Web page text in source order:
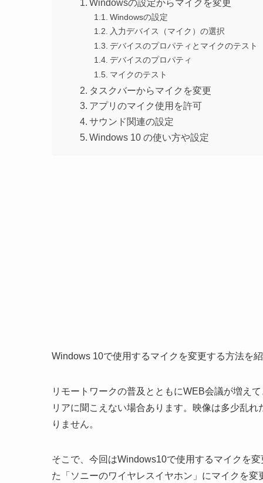
Windowsの設定からマイクを変更
Windowsの設定
入力デバイス（マイク）の選択
デバイスのプロパティとマイクのテスト
デバイスのプロパティ
マイクのテスト
タスクバーからマイクを変更
アプリのマイク使用を許可
サウンド関連の設定
Windows 10 の使い方や設定
Windows 10で使用するマイクを変更する方法を
リモートワークの普及とともにWEB会議が増え
リアに聞こえない場合あります。映像は多少乱
りません。
そこで、今回はWindows10で使用するマイクを
た「ソニーのワイヤレスイヤホン」にマイクを変